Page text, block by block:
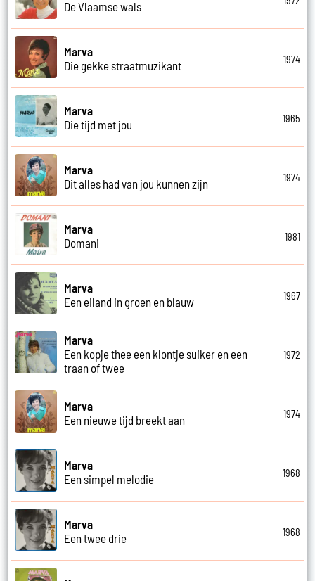
De Vlaamse wals
Marva
Die gekke straatmuzikant
1974
Marva
Die tijd met jou
1965
Marva
Dit alles had van jou kunnen zijn
1974
Marva
Domani
1981
Marva
Een eiland in groen en blauw
1967
Marva
Een kopje thee een klontje suiker en een
traan of twee
1972
Marva
Een nieuwe tijd breekt aan
1974
Marva
Een simpel melodie
1968
Marva
Een twee drie
1968